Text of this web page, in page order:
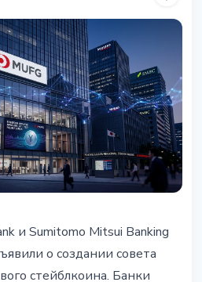
банка Японии
совместного
и Sumitomo Mitsui Banking
о создании совета
стейблкоина. Банки